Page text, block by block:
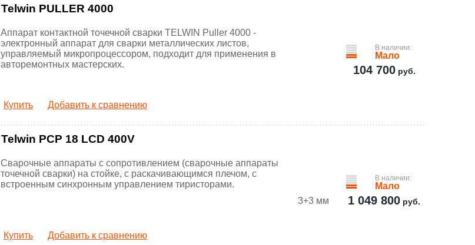
Telwin PULLER 4000
Аппарат контактной точечной сварки TELWIN Puller 4000 -
электронный аппарат для сварки металлических листов,
управляемый микропроцессором, подходит для применения в
авторемонтных мастерских.
Купить Добавить к сравнению
В наличии:
Мало
104 700руб.
Telwin PCP 18 LCD 400V
Сварочные аппараты с сопротивлением (сварочные аппараты
точечной сварки) на стойке, с раскачивающимся плечом, с
встроенным синхронным управлением тиристорами.
Купить Добавить к сравнению
3+3 мм
В наличии:
Мало
1 049 800 руб.